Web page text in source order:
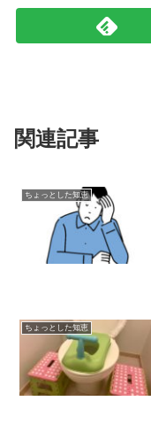
関連記事
ちょっとした知恵
ちょっとした知恵